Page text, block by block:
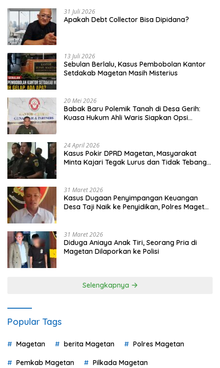
31 Juli 2026
Apakah Debt Collector Bisa Dipidana?
13 Juli 2026
Sebulan Berlalu, Kasus Pembobolan Kantor
Setdakab Magetan Masih Misterius
20 Mei 2026
Babak Baru Polemik Tanah di Desa Gerih:
Kuasa Hukum Ahli Waris Siapkan Opsi
24 April 2026
Kasus Pokir DPRD Magetan, Masyarakat
Minta Kajari Tegak Lurus dan Tidak Tebang
31 Maret 2026
Kasus Dugaan Penyimpangan Keuangan
Desa Taji Naik ke Penyidikan, Polres Magetan
31 Maret 2026
Diduga Aniaya Anak Tiri, Seorang Pria di
Magetan Dilaporkan ke Polisi
Selengkapnya
Popular Tags
Magetan berita Magetan Polres Magetan
Pemkab Magetan Pilkada Magetan